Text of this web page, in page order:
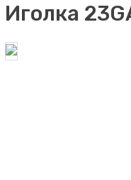
Иголка